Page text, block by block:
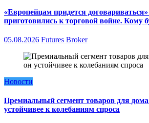
«Европейцам придется
приготовились к торговой войне. Кому
05.08.2026 Futures Broker
Новости
Премиальный сегмент товаров для
устойчивее к колебаниям спроса